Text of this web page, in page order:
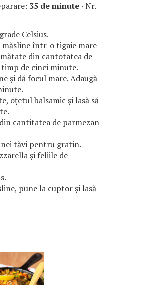
35 de minute · Nr.
Celsius.
într-o tigaie mare
din cantotatea de
timp de cinci minute.
și dă focul mare. Adaugă
oțetul balsamic și lasă să
cantitatea de parmezan
tăvi pentru gratin.
și feliile de
pune la cuptor și lasă